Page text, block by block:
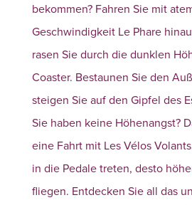
bekommen? Fahren Sie mit
Geschwindigkeit Le Phare
rasen Sie durch die dunklen
Coaster. Bestaunen Sie den
steigen Sie auf den Gipfel des
Sie haben keine Höhenangst?
eine Fahrt mit Les Vélos
in die Pedale treten, desto
fliegen. Entdecken Sie all das